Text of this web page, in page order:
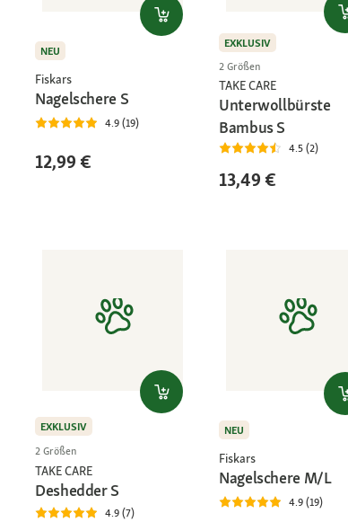
NEU
Fiskars
Nagelschere S
4.9 (19)
12,99 €
EXKLUSIV
2 Größen
TAKE CARE
Unterwollbürste
Bambus S
4.5 (2)
13,49 €
EXKLUSIV
2 Größen
TAKE CARE
Deshedder S
4.9 (7)
NEU
Fiskars
Nagelschere M/L
4.9 (19)